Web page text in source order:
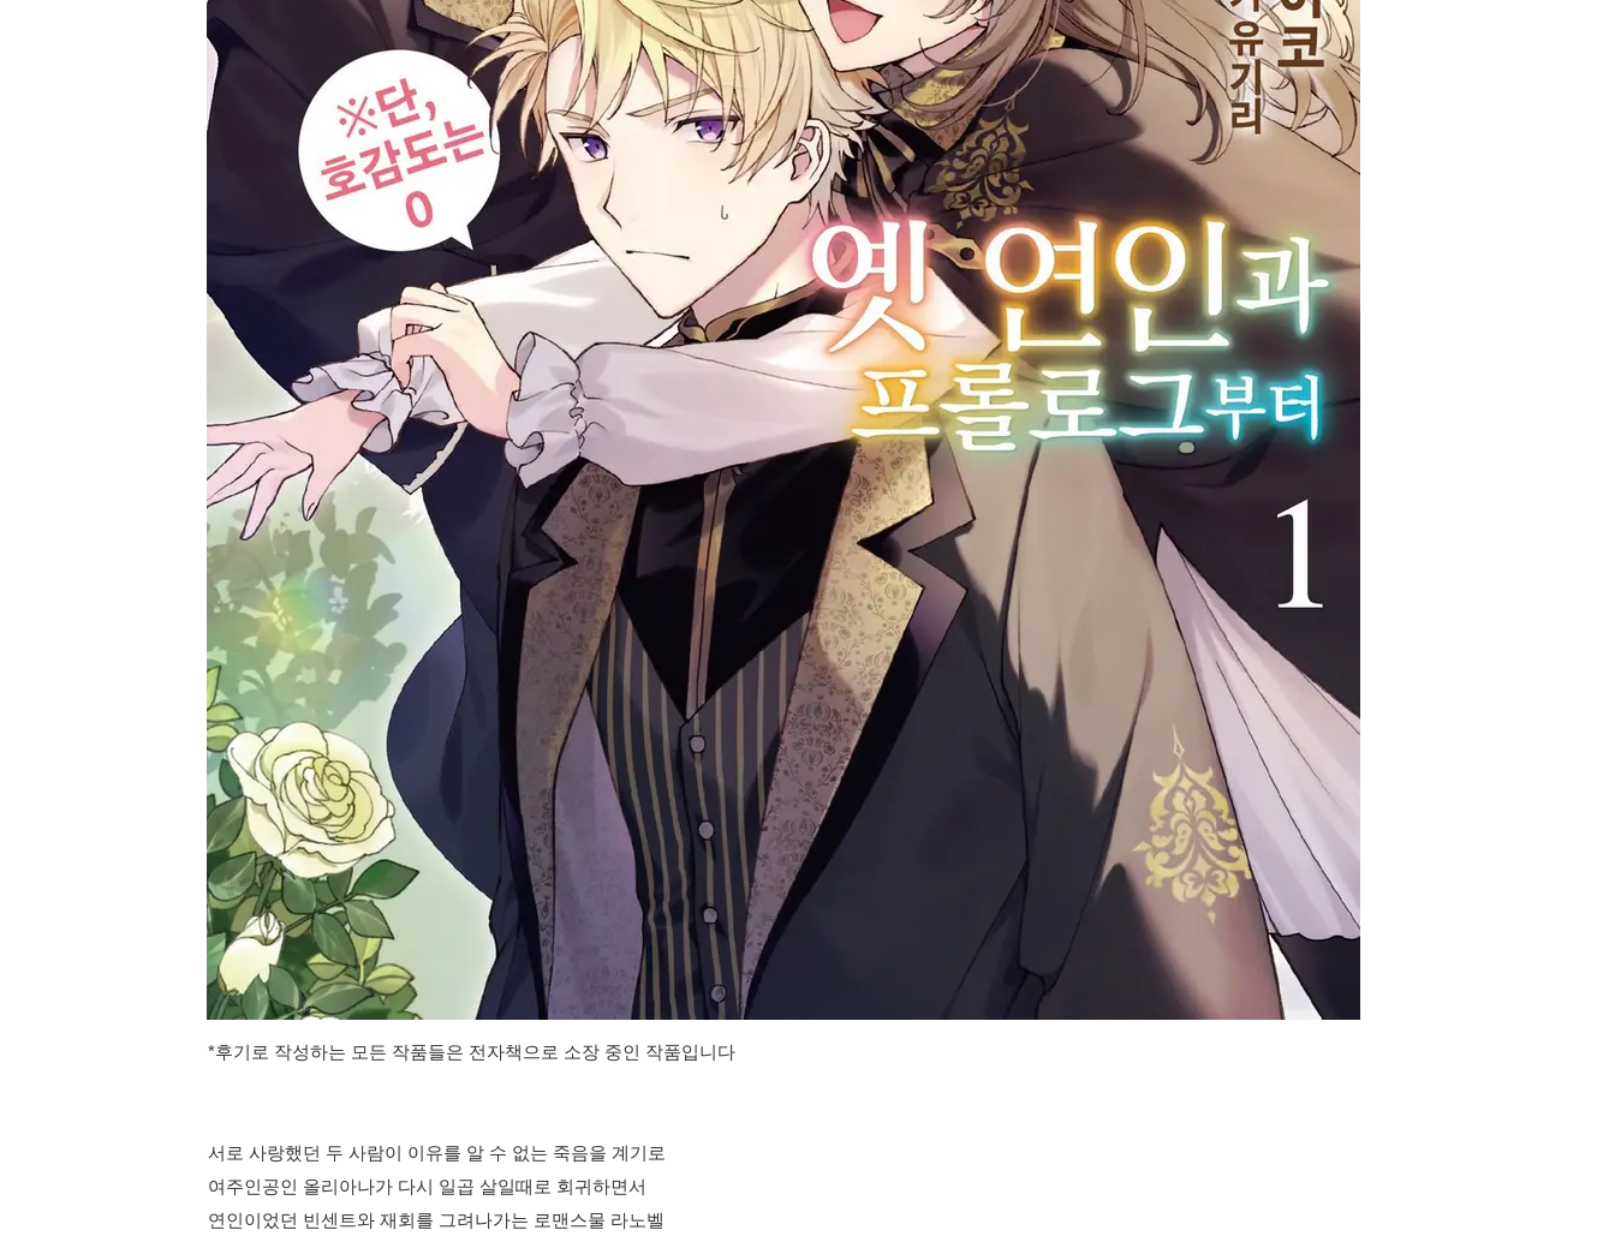
*후기로 작성하는 모든 작품들은 전자책으로 소장 중인 작품입니다
서로 사랑했던 두 사람이 이유를 알 수 없는 죽음을 계기로
여주인공인 올리아나가 다시 일곱 살일때로 회귀하면서
연인이었던 빈센트와 재회를 그려나가는 로맨스물 라노벨